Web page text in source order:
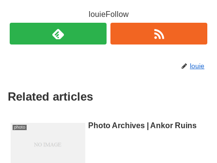
louieFollow
louie
Related articles
photo Photo Archives | Ankor Ruins